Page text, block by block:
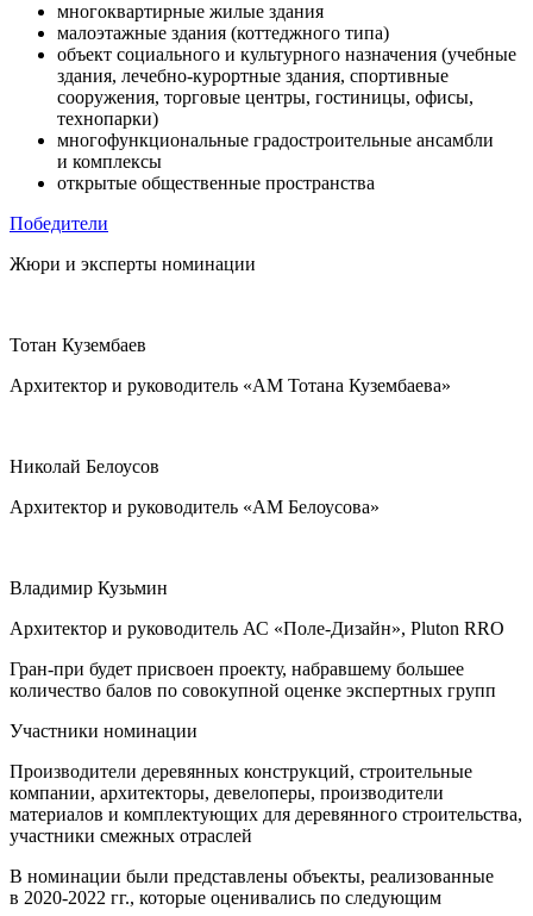
многоквартирные жилые здания
малоэтажные здания (коттеджного типа)
объект социального и культурного назначения (учебные
здания, лечебно-курортные здания, спортивные
сооружения, торговые центры, гостиницы, офисы,
технопарки)
многофункциональные градостроительные ансамбли
и комплексы
открытые общественные пространства
Победители
Жюри и эксперты номинации
Тотан Кузембаев
Архитектор и руководитель «АМ Тотана Кузембаева»
Николай Белоусов
Архитектор и руководитель «АМ Белоусова»
Владимир Кузьмин
Архитектор и руководитель АС «Поле-Дизайн», Pluton RRO
Гран-при будет присвоен проекту, набравшему большее
количество балов по совокупной оценке экспертных групп
Участники номинации
Производители деревянных конструкций, строительные
компании, архитекторы, девелоперы, производители
материалов и комплектующих для деревянного строительства,
участники смежных отраслей
В номинации были представлены объекты, реализованные
в 2020-2022 гг., которые оценивались по следующим